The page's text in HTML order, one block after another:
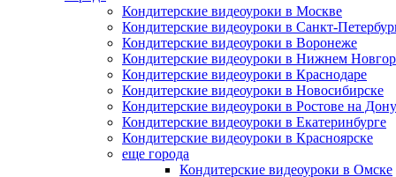
Кондитерские видеоуроки в Москве
Кондитерские видеоуроки в Санкт-
Кондитерские видеоуроки в Воронеже
Кондитерские видеоуроки в Нижнем
Кондитерские видеоуроки в Краснодаре
Кондитерские видеоуроки в Новосибирске
Кондитерские видеоуроки в Ростове на Дону
Кондитерские видеоуроки в Екатеринбурге
Кондитерские видеоуроки в Красноярске
еще города
Кондитерские видеоуроки в Омске